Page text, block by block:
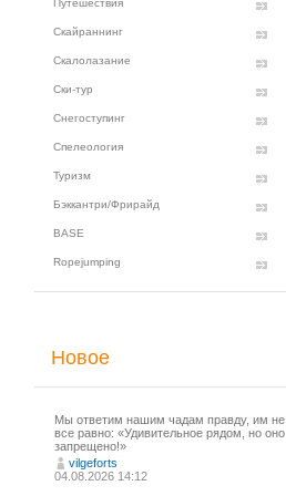
Путешествия
Скайраннинг
Скалолазание
Ски-тур
Снегоступинг
Спелеология
Туризм
Бэккантри/Фрирайд
BASE
Ropejumping
Новое
Мы ответим нашим чадам правду, им не
все равно: «Удивительное рядом, но оно
запрещено!»
vilgeforts
04.08.2026 14:12